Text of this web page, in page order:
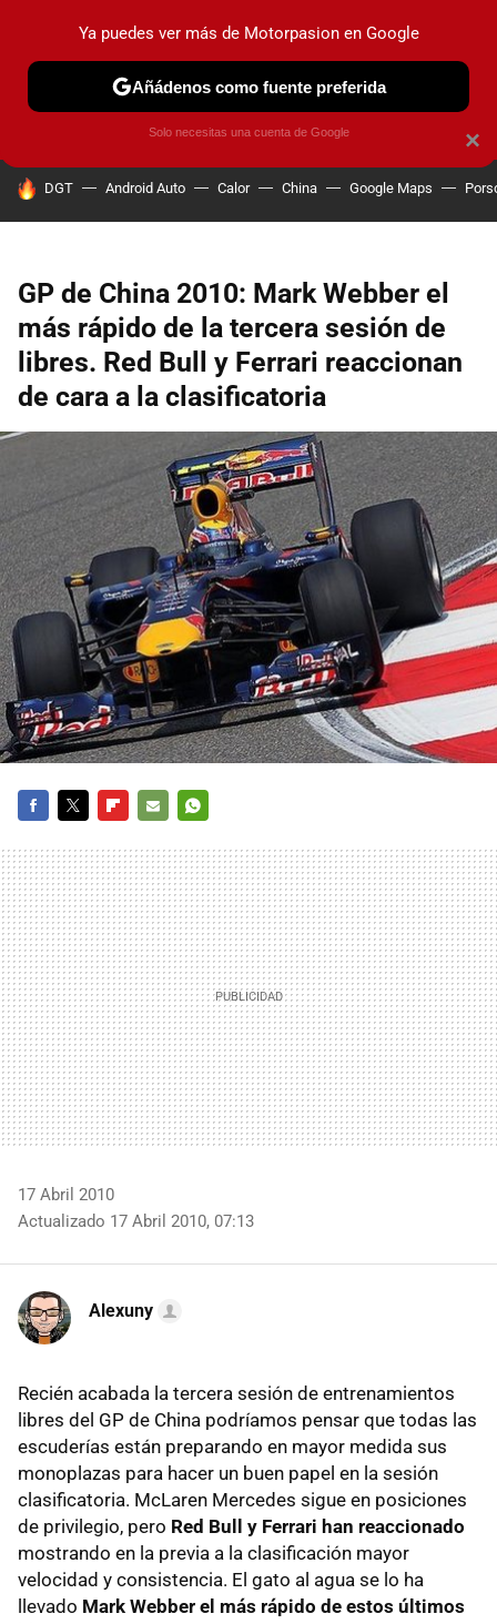
PRUEBAS COCHES ELÉCTRICOS OBSERVATORIO
HOY SE HABLA DE
DGT Android Auto Calor China Google Maps
GP de China 2010: Mark Webber el
más rápido de la tercera sesión de
libres. Red Bull y Ferrari reaccionan
de cara a la clasificatoria
MAIL
17 Abril 2010
Actualizado 17 Abril 2010, 07:13
Alexuny
Recién acabada la tercera sesión de entrenamientos
libres del GP de China podríamos pensar que todas las
escuderías están preparando en mayor medida sus
monoplazas para hacer un buen papel en la sesión
clasificatoria. McLaren Mercedes sigue en posiciones
de privilegio, pero Red Bull y Ferrari han reaccionado
mostrando en la previa a la clasificación mayor
velocidad y consistencia. El gato al agua se lo ha
llevado Mark Webber el más rápido de estos últimos
×
Ya puedes ver más de Motorpasion en Google
Añádenos como fuente preferida
Solo necesitas una cuenta de Google